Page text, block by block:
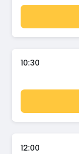
10:30
12:00